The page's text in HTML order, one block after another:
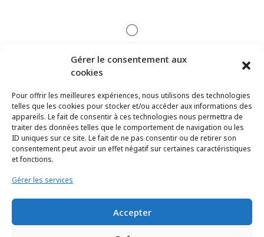
Gérer le consentement aux
cookies
Pour offrir les meilleures expériences, nous utilisons des technologies
telles que les cookies pour stocker et/ou accéder aux informations des
appareils. Le fait de consentir à ces technologies nous permettra de
traiter des données telles que le comportement de navigation ou les
ID uniques sur ce site. Le fait de ne pas consentir ou de retirer son
consentement peut avoir un effet négatif sur certaines caractéristiques
et fonctions.
Gérer les services
Accepter
TCHEYA © 2017 – www.tcheya.com | All rights reserved